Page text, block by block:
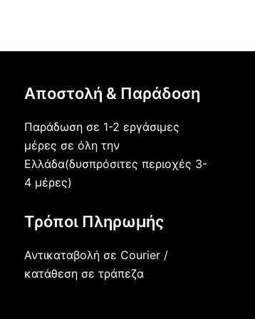
Αποστολή & Παράδοση
Παράδωση σε 1-2 εργάσιμες
μέρες σε όλη την
Ελλάδα(δυσπρόσιτες περιοχές 3-
4 μέρες)
Τρόποι Πληρωμής
Αντικαταβολή σε Courier /
κατάθεση σε τράπεζα